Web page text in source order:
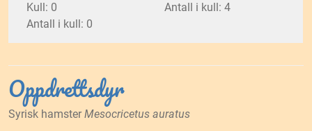
Kull: 0
Antall i kull: 0
Antall i kull: 4
Oppdrettsdyr
Syrisk hamsterMesocricetus auratus